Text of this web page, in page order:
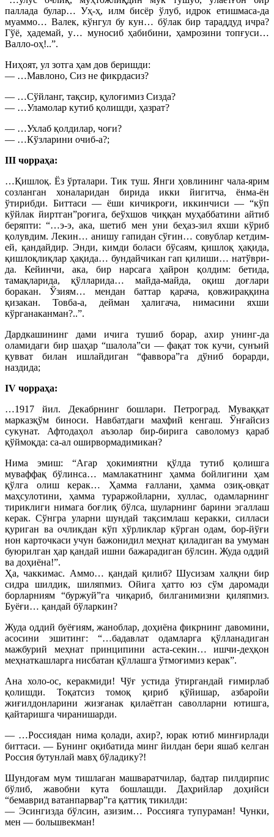
паллада булар… Уҳ-ҳ, илм бисёр ўлуб, идрок етишмаса-да
муаммо… Валек, кўнгул бу кун… бўлак бир тараддуд ичра?
Гўё, ҳадемай, у… муносиб ҳабибини, ҳамрозини топғуси…
Валло-оҳ!..”.
Ниҳоят, ул зотга ҳам дов беришди:
— …Мавлоно, Сиз не фикрдасиз?
— …Сўйланг, тақсир, қулоғимиз Сизда?
— …Уламолар кутиб қолишди, ҳазрат?
— …Ухлаб қолдилар, чоғи?
— …Кўзларини очиб-а?;
III чорраҳа:
…Қишлоқ. Ёз ўрталари. Тик туш. Янги ҳовлининг чала-ярим
созланган хоналаридан бирида икки йигитча, ёнма-ён
ўтирибди. Биттаси — ёши кичикроғи, иккинчиси — “кўп
кўйлак йиртган”роғига, беўхшов чиққан муҳаббатини айтиб
беряпти: “…э-э, ака, шетиб мен уни беҳаз-зил яхши кўриб
қолувдим. Лекин… анишу гапидан сўғин… совублар кетдим-
ей, қандайдир. Энди, кимди боласи бўсаям, қишлоқ ҳақида,
қишлоқлиқлар ҳақида… бундайчикан гап қилиши… натўври-
да. Кейинчи, ака, бир нарсага ҳайрон қолдим: бетида,
тамақларида, қўлларида… майда-майда, оқиш доғлари
боракан. Ўзиям… мендан баттар қарача, қовжираққина
қизакан. Товба-а, дейман ҳалигача, нимасини яхши
кўрганаканман?..”.
Дардкашининг дами ичига тушиб борар, ахир унинг-да
оламидаги бир шаҳар “шалола”си — фақат ток кучи, сунъий
қувват билан ишлайдиган “фаввора”га дўниб борарди,
наздида;
IV чорраҳа:
…1917 йил. Декабрнинг бошлари. Петроград. Муваққат
марказқўм биноси. Навбатдаги махфий кенгаш. Ўнғайсиз
сукунат. Афтодаҳол аъзолар бир-бирига саволомуз қараб
қўймоқда: са-ал оширвормадимикан?
Нима эмиш: “Агар ҳокимиятни қўлда тутиб қолишга
муваффақ бўлинса… мамлакатнинг ҳамма бойлигини ҳам
қўлга олиш керак… Ҳамма ғаллани, ҳамма озиқ-овқат
маҳсулотини, ҳамма тураржойларни, хуллас, одамларнинг
тириклиги нимага боғлиқ бўлса, шуларнинг барини эгаллаш
керак. Сўнгра уларни шундай тақсимлаш керакки, силласи
қуриган ва очликдан кўп хўрликлар кўрган одам, бор-йўғи
нон карточкаси учун бажонидил меҳнат қиладиган ва умуман
буюрилган ҳар қандай ишни бажарадиган бўлсин. Жуда оддий
ва доҳиёна!”.
Ҳа, чаккимас. Аммо… қандай қилиб? Шусизам халқни бир
сидра шилдик, шиляпмиз. Ойига ҳатто юз сўм даромади
борларниям “буржуй”га чиқариб, билганимизни қиляпмиз.
Буёғи… қандай бўларкин?
Жуда оддий буёғиям, жаноблар, доҳиёна фикрнинг давомини,
асосини эшитинг: “…бадавлат одамларга қўлланадиган
мажбурий меҳнат принципини аста-секин… ишчи-деҳқон
меҳнаткашларга нисбатан қўллашга ўтмоғимиз керак”.
Ана холо-ос, керакмиди! Чўғ устида ўтиргандай ғимирлаб
қолишди. Тоқатсиз томоқ қириб қўйишар, азбаройи
жиғилдонларини жизғанак қилаётган саволларни ютишга,
қайтаришга чиранишарди.
— …Россиядан нима қолади, ахир?, юрак ютиб минғирлади
биттаси. — Бунинг оқибатида минг йилдан бери яшаб келган
Россия бутунлай мавҳ бўладику?!
Шундоғам мум тишлаган машваратчилар, бадтар пилдирпис
бўлиб, жавобни кута бошлашди. Даҳрийлар доҳийси
“бемаврид ватанпарвар”га қаттиқ тикилди:
— Эсингизда бўлсин, азизим… Россияга тупураман! Чунки,
мен — большвекман!